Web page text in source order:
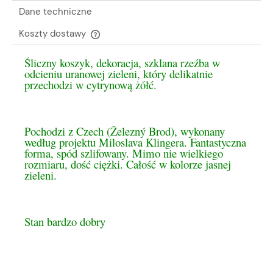
Dane techniczne
Koszty dostawy
Cena nie zawiera ewentualnych kosztów płatności
Śliczny koszyk, dekoracja, szklana rzeźba w
odcieniu uranowej zieleni, który delikatnie
przechodzi w cytrynową żółć.
Pochodzi z Czech (Železný Brod), wykonany
według projektu Miloslava Klingera. Fantastyczna
forma, spód szlifowany. Mimo nie wielkiego
rozmiaru, dość ciężki. Całość w kolorze jasnej
zieleni.
Stan bardzo dobry